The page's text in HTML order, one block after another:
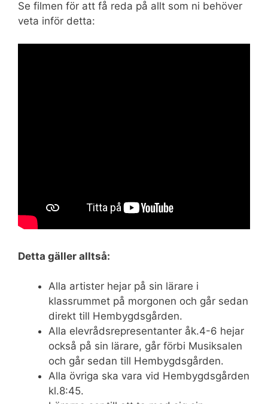
Se filmen för att få reda på allt som ni behöver
veta inför detta:
Detta gäller alltså:
Alla artister hejar på sin lärare i
klassrummet på morgonen och går sedan
direkt till Hembygdsgården.
Alla elevrådsrepresentanter åk.4-6 hejar
också på sin lärare, går förbi Musiksalen
och går sedan till Hembygdsgården.
Alla övriga ska vara vid Hembygdsgården
kl.8:45.